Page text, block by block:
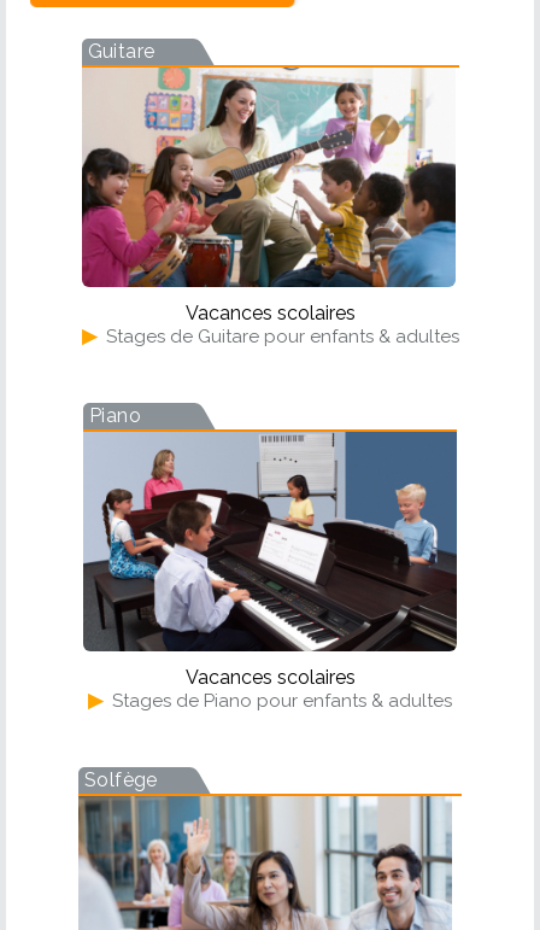
Guitare
Vacances scolaires
▶ Stages de Guitare pour enfants & adultes
Piano
Vacances scolaires
▶ Stages de Piano pour enfants & adultes
Solfège